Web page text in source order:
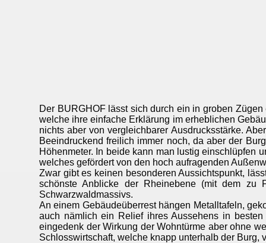
Der BURGHOF lässt sich durch ein in groben
welche ihre einfache Erklärung im erheblichen
nichts aber von vergleichbarer Ausdrucksstärke.
Beeindruckend freilich immer noch, da aber der
Höhenmeter. In beide kann man lustig einschlüpfen
welches gefördert von den hoch aufragenden
Zwar gibt es keinen besonderen Aussichtspunkt,
schönste Anblicke der Rheinebene (mit dem zu
Schwarzwaldmassivs.
An einem Gebäudeüberrest hängen Metalltafeln,
auch nämlich ein Relief ihres Aussehens in
eingedenk der Wirkung der Wohntürme aber ohne
Schlosswirtschaft, welche knapp unterhalb der Burg,